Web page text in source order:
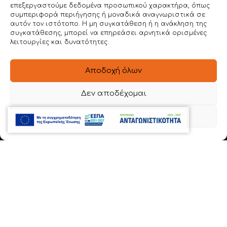
επεξεργαστούμε δεδομένα προσωπικού χαρακτήρα, όπως
συμπεριφορά περιήγησης ή μοναδικά αναγνωριστικά σε
αυτόν τον ιστότοπο. Η μη συγκατάθεση ή η ανάκληση της
συγκατάθεσης, μπορεί να επηρεάσει αρνητικά ορισμένες
λειτουργίες και δυνατότητες.
Αποδοχή όλων
Δεν αποδέχομαι
Προβολή προτιμήσεων
ΕΠΙΚΟΙΝΩΝΙΑ
ΣΤΟΙΧΕΙΑ ΕΠΙΚΟΙΝΩΝΙΑΣ
Ιερά Οδός 54 , Βοτανικός
22620 56888
6981 136780
info@dimitroulakos.gr